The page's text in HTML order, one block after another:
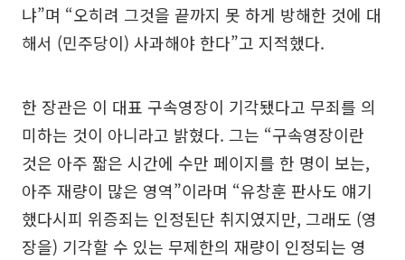
냐”며 “오히려 그것을 끝까지 못 하게 방해한 것에 대
해서 (민주당이) 사과해야 한다”고 지적했다.
한 장관은 이 대표 구속영장이 기각됐다고 무죄를 의
미하는 것이 아니라고 밝혔다. 그는 “구속영장이란
것은 아주 짧은 시간에 수만 페이지를 한 명이 보는,
아주 재량이 많은 영역”이라며 “유창훈 판사도 얘기
했다시피 위증죄는 인정된단 취지였지만, 그래도 (영
장을) 기각할 수 있는 무제한의 재량이 인정되는 영